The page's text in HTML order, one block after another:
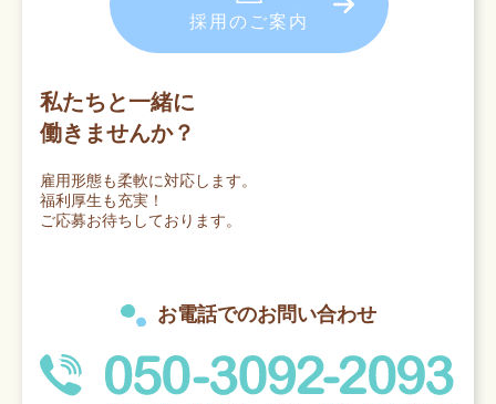
採用のご案内
私たちと一緒に
働きませんか？
雇用形態も柔軟に対応します。
福利厚生も充実！
ご応募お待ちしております。
お電話でのお問い合わせ